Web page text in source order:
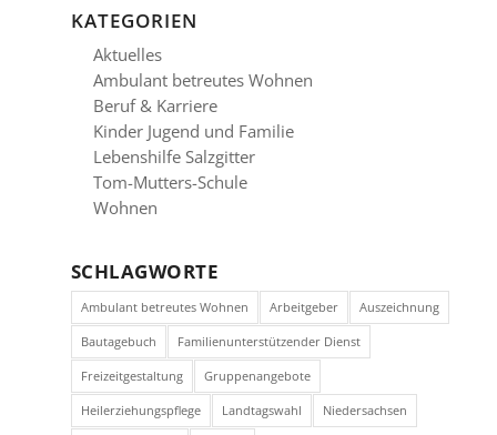
KATEGORIEN
Aktuelles
Ambulant betreutes Wohnen
Beruf & Karriere
Kinder Jugend und Familie
Lebenshilfe Salzgitter
Tom-Mutters-Schule
Wohnen
SCHLAGWORTE
Ambulant betreutes Wohnen Arbeitgeber Auszeichnung
Bautagebuch Familienunterstützender Dienst
Freizeitgestaltung Gruppenangebote
Heilerziehungspflege Landtagswahl Niedersachsen